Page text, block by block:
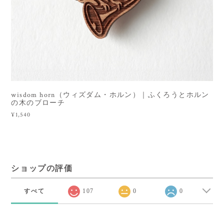
wisdom horn（ウィズダム・ホルン）｜ふくろうとホルン
の木のブローチ
¥1,540
ショップの評価
すべて 107 0 0